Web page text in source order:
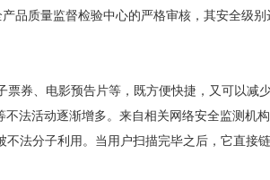
品质量监督检验中心的严格审核，其安全级
券、电影预告片等，既方便快捷，又可以减
法活动逐渐增多。来自相关网络安全监测机
法分子利用。当用户扫描完毕之后，它直接